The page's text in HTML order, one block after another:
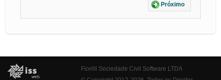
Próximo
Fiorilli Sociedade Civil Software LTDA